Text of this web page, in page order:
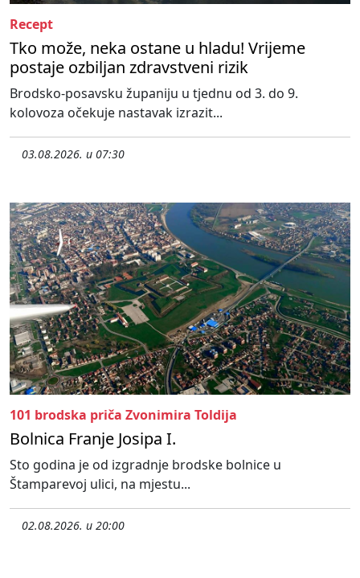
Recept
Tko može, neka ostane u hladu! Vrijeme
postaje ozbiljan zdravstveni rizik
Brodsko-posavsku županiju u tjednu od 3. do 9.
kolovoza očekuje nastavak izrazit...
03.08.2026. u 07:30
101 brodska priča Zvonimira Toldija
Bolnica Franje Josipa I.
Sto godina je od izgradnje brodske bolnice u
Štamparevoj ulici, na mjestu...
02.08.2026. u 20:00